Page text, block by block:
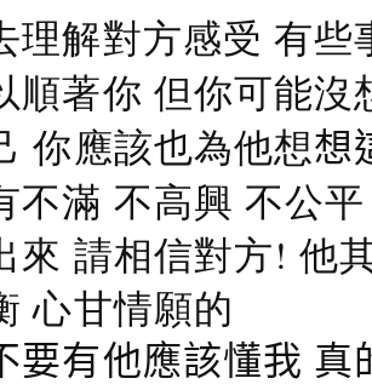
理解對方感受 有
順著你 但你可能
你應該也為他想想
不滿 不高興 不公
來 請相信對方! 他
心甘情願的
要有他應該懂我